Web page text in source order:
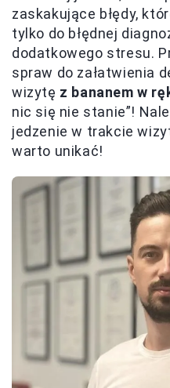
zaskakujące błędy,
tylko do błędnej
dodatkowego stresu.
spraw do załatwienia
wizytę z bananem w
nic się nie stanie”!
jedzenie w trakcie
warto unikać!